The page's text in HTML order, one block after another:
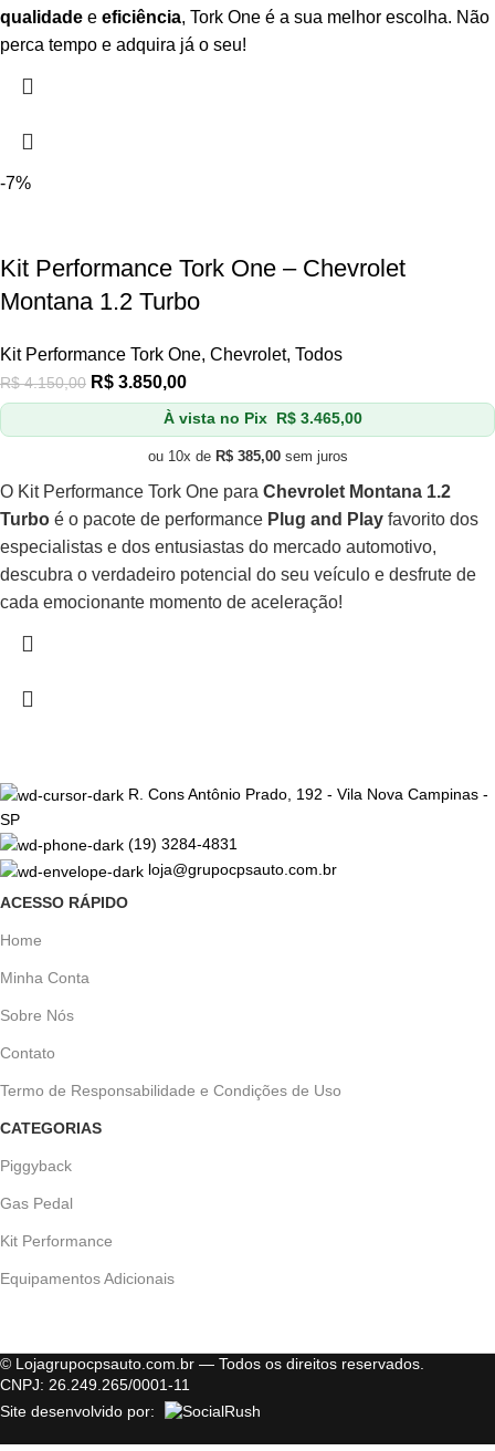
qualidade e eficiência, Tork One é a sua melhor escolha. Não
perca tempo e adquira já o seu!
-7%
Kit Performance Tork One – Chevrolet
Montana 1.2 Turbo
Kit Performance Tork One, Chevrolet, Todos
R$4.150,00 R$ 3.850,00
À vista no Pix R$ 3.465,00
ou 10x de R$385,00sem juros
O Kit Performance Tork One para Chevrolet Montana 1.2
Turbo é o pacote de performance Plug and Play favorito dos
especialistas e dos entusiastas do mercado automotivo,
descubra o verdadeiro potencial do seu veículo e desfrute de
cada emocionante momento de aceleração!
R. Cons Antônio Prado, 192 - Vila Nova Campinas -
SP
(19) 3284-4831
loja@grupocpsauto.com.br
ACESSO RÁPIDO
Home
Minha Conta
Sobre Nós
Contato
Termo de Responsabilidade e Condições de Uso
CATEGORIAS
Piggyback
Gas Pedal
Kit Performance
Equipamentos Adicionais
© Lojagrupocpsauto.com.br — Todos os direitos reservados.
CNPJ: 26.249.265/0001-11
Site desenvolvido por: